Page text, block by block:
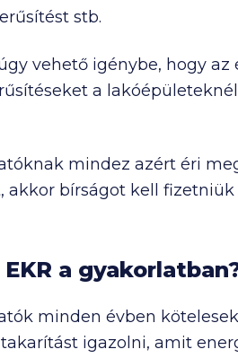
stb.
vehető igénybe, hogy
a
mindez azért éri
bírságot kell fizetniük
a
minden évben
igazolni, amit